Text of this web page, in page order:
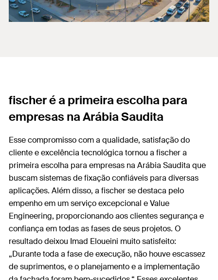
fischer é a primeira escolha para
empresas na Arábia Saudita
Esse compromisso com a qualidade, satisfação do
cliente e excelência tecnológica tornou a fischer a
primeira escolha para empresas na Arábia Saudita que
buscam sistemas de fixação confiáveis para diversas
aplicações. Além disso, a fischer se destaca pelo
empenho em um serviço excepcional e Value
Engineering, proporcionando aos clientes segurança e
confiança em todas as fases de seus projetos. O
resultado deixou Imad Eloueini muito satisfeito:
„Durante toda a fase de execução, não houve escassez
de suprimentos, e o planejamento e a implementação